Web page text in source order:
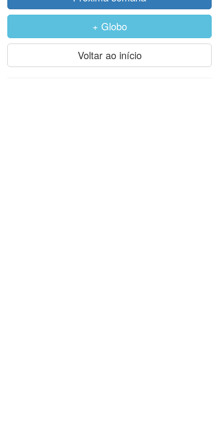
+ Globo
Voltar ao início